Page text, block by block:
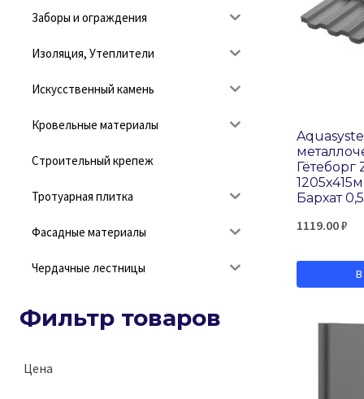
Гётеборг
Бархат
1119.00₽
Заборы и ограждения
Изоляция, Утеплители
Искусственный камень
Кровельные материалы
Строительный крепеж
Тротуарная плитка
Фасадные материалы
Чердачные лестницы
Фильтр товаров
Цена